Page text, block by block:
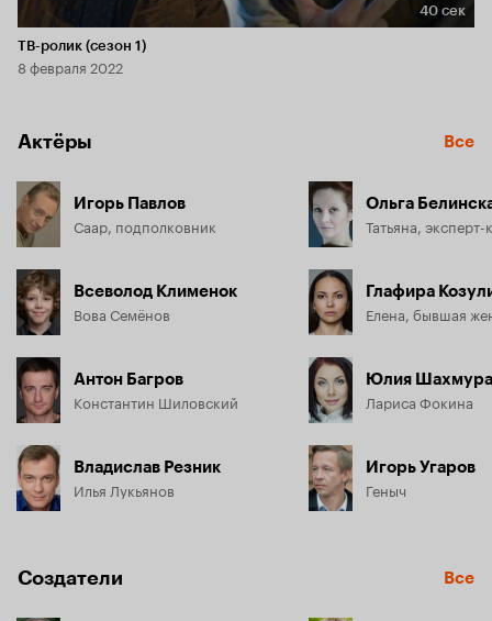
Длительность 40 сек
40 сек
ТВ-ролик (сезон 1)
8 февраля 2022
Актёры Все
Игорь Павлов
Саар, подполковник
Всеволод Клименок
Вова Семёнов
Антон Багров
Константин Шиловский
Владислав Резник
Илья Лукьянов
Ольга
Татьяна,
Глафира
Елена, бывшая
Юлия
Лариса Фокина
Игорь Угаров
Геныч
Создатели Все